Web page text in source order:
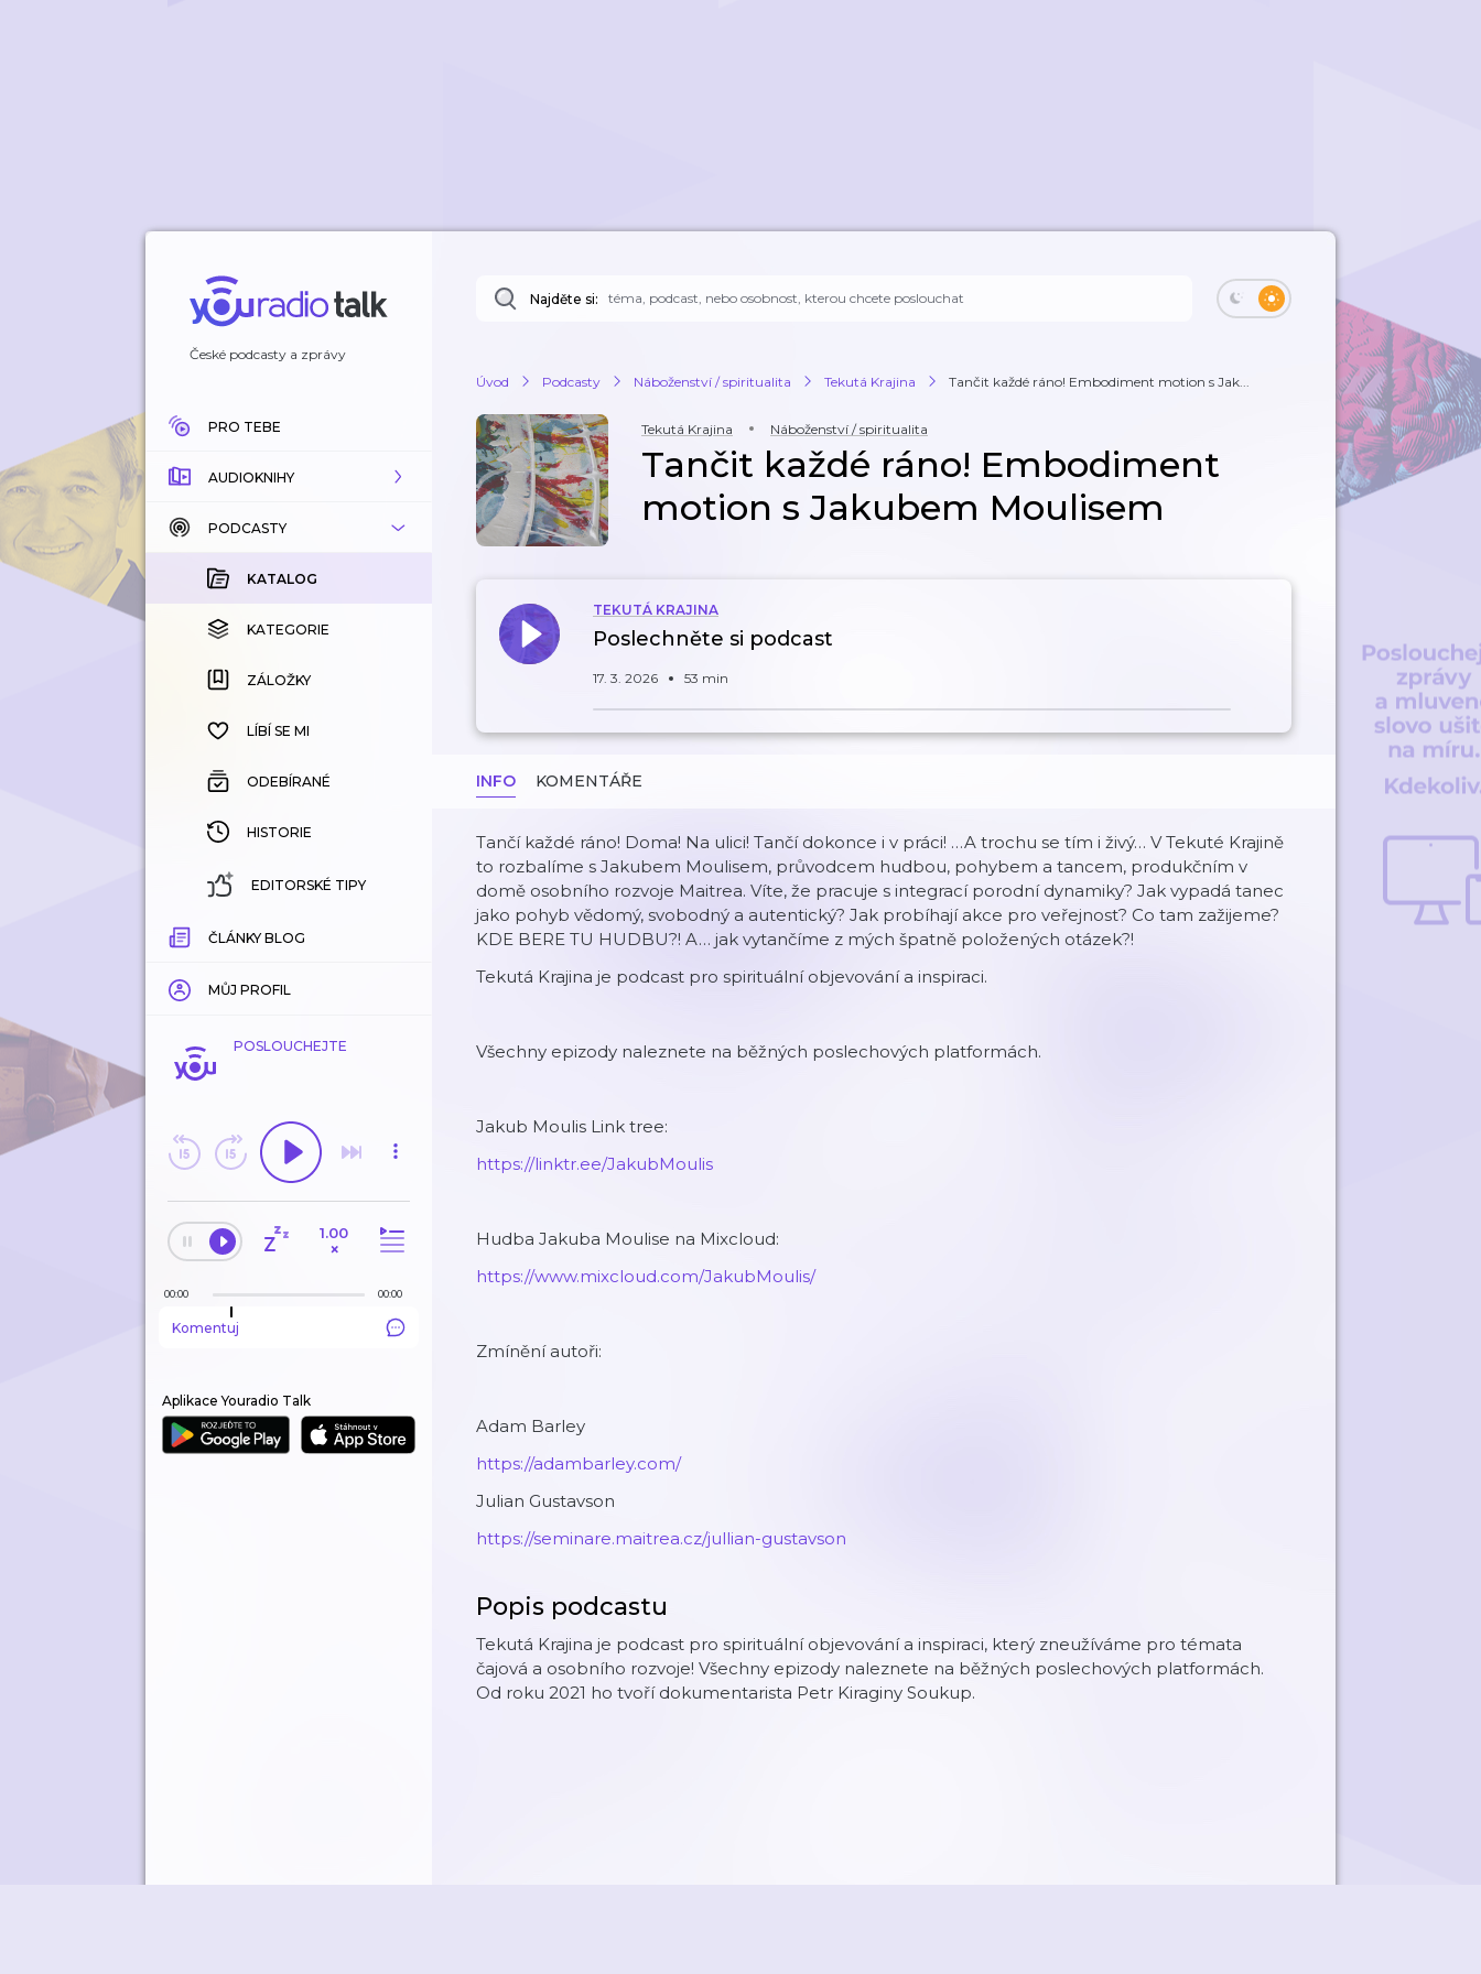
České podcasty a zprávy
PRO TEBE
AUDIOKNIHY
KATALOG
KOUPENÉ
KATEGORIE
ZÁLOŽKY
HISTORIE
PODCASTY
KATALOG
KATEGORIE
ZÁLOŽKY
LÍBÍ SE MI
ODEBÍRANÉ
HISTORIE
EDITORSKÉ TIPY
ČLÁNKY BLOG
MŮJ PROFIL
POSLOUCHEJTE
1.00
×
00:00 00:00
Komentuj
Aplikace Youradio Talk
Najděte si:
Úvod Podcasty Náboženství / spiritualita Tekutá Krajina Tančit každé ráno! Embodiment motion s Jak...
Tekutá Krajina Náboženství / spiritualita
Tančit každé ráno! Embodiment
motion s Jakubem Moulisem
TEKUTÁ KRAJINA
Poslechněte si podcast
17. 3. 2026 53 min
INFO KOMENTÁŘE
Tančí každé ráno! Doma! Na ulici! Tančí dokonce i v práci! …A trochu se tím i živý… V Tekuté Krajině
to rozbalíme s Jakubem Moulisem, průvodcem hudbou, pohybem a tancem, produkčním v
domě osobního rozvoje Maitrea. Víte, že pracuje s integrací porodní dynamiky? Jak vypadá tanec
jako pohyb vědomý, svobodný a autentický? Jak probíhají akce pro veřejnost? Co tam zažijeme?
KDE BERE TU HUDBU?! A… jak vytančíme z mých špatně položených otázek?!
Tekutá Krajina je podcast pro spirituální objevování a inspiraci.
Všechny epizody naleznete na běžných poslechových platformách.
Jakub Moulis Link tree:
https://linktr.ee/JakubMoulis
Hudba Jakuba Moulise na Mixcloud:
https://www.mixcloud.com/JakubMoulis/
Zmínění autoři:
Adam Barley
https://adambarley.com/
Julian Gustavson
https://seminare.maitrea.cz/jullian-gustavson
Popis podcastu
Tekutá Krajina je podcast pro spirituální objevování a inspiraci, který zneužíváme pro témata
čajová a osobního rozvoje! Všechny epizody naleznete na běžných poslechových platformách.
Od roku 2021 ho tvoří dokumentarista Petr Kiraginy Soukup.